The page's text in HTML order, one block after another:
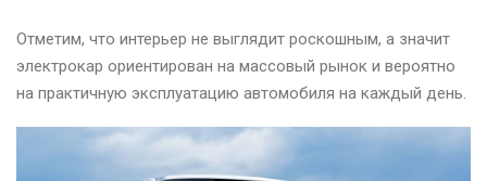
Отметим, что интерьер не выглядит роскошным, а значит
электрокар ориентирован на массовый рынок и вероятно
на практичную эксплуатацию автомобиля на каждый день.